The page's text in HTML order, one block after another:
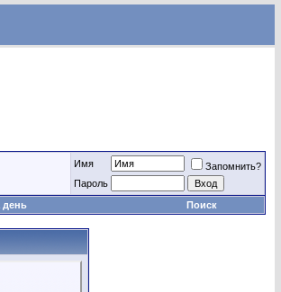
Имя
Запомнить?
Пароль
день Поиск